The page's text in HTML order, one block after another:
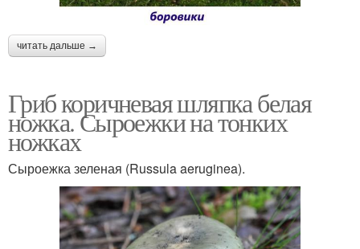
читать дальше →
Гриб коричневая шляпка белая
ножка. Сыроежки на тонких
ножках
Сыроежка зеленая (Russula aeruginea).